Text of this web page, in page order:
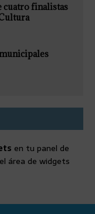
cuatro finalistas
en tu panel de
área de widgets